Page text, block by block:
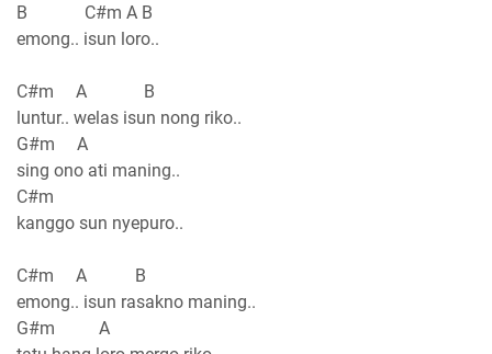
B C#m A B
emong.. isun loro..
C#m A B
luntur.. welas isun nong riko..
G#m A
sing ono ati maning..
C#m
kanggo sun nyepuro..
C#m A B
emong.. isun rasakno maning..
G#m A